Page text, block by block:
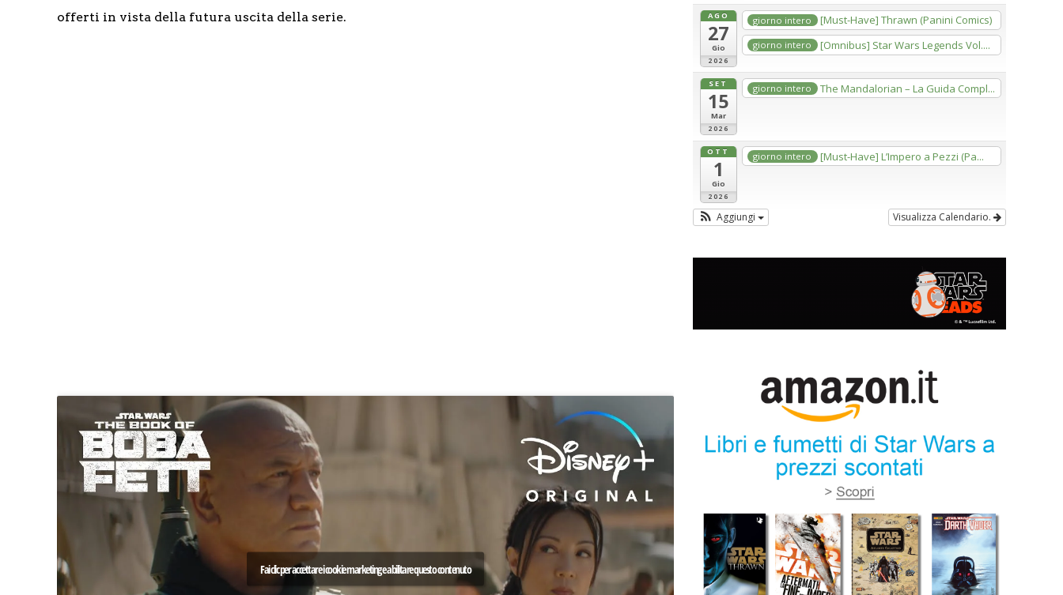
offerti in vista della futura uscita della serie.
Fai clic per accettare i cookie marketing e abilitare questo contenuto
AGO
27
Gio
2026
giorno intero [Must-Have] Thrawn (Panini Comics)
giorno intero [Omnibus] Star Wars Legends Vol....
SET
15
Mar
2026
giorno intero The Mandalorian – La Guida Compl...
OTT
1
Gio
2026
giorno intero [Must-Have] L’Impero a Pezzi (Pa...
Visualizza Calendario.
Aggiungi